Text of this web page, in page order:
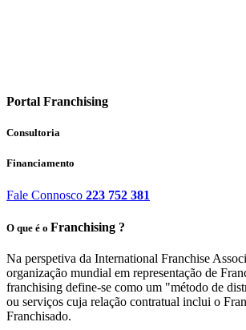
Portal Franchising
Consultoria
Financiamento
Fale Connosco 223 752 381
O que é o Franchising ?
Na perspetiva da International Franchise
organização mundial em representação de
franchising define-se como um "método de
ou serviços cuja relação contratual inclui o
Franchisado.